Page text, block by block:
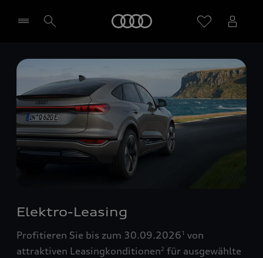
Händler wählen
Elektro-Leasing
Profitieren Sie bis zum 30.09.20261 von
attraktiven Leasingkonditionen2 für ausgewählte